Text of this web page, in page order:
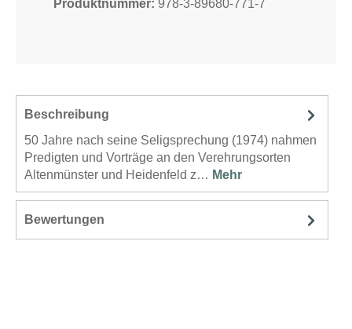
Produktnummer: 978-3-89680-771-7
Beschreibung
50 Jahre nach seine Seligsprechung (1974) nahmen
Predigten und Vorträge an den Verehrungsorten
Altenmünster und Heidenfeld z… Mehr
Bewertungen